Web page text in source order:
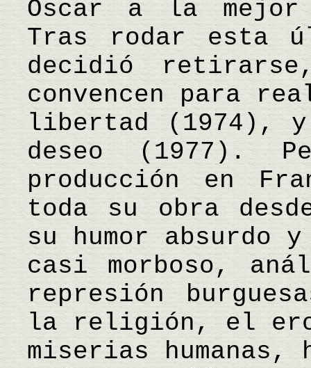
Oscar a la
Tras rodar esta
decidió
convencen para
libertad (1974), y
deseo (1977).
producción en
toda su obra
su humor absurdo
casi morboso,
represión
la religión, el
miserias